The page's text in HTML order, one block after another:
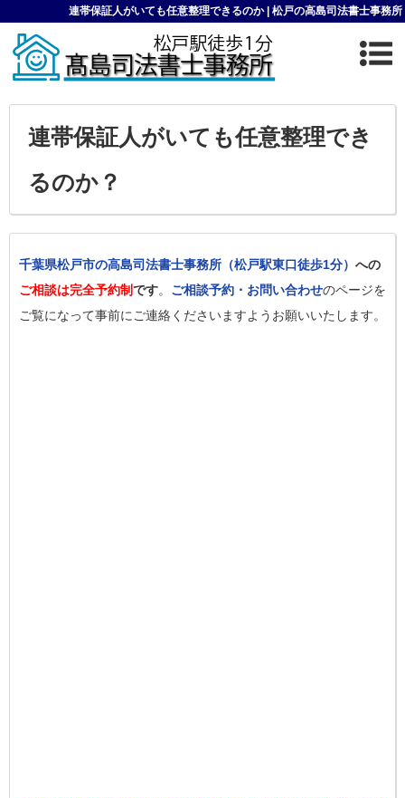
連帯保証人がいても任意整理できるのか | 松戸の高島司法書士事務所
連帯保証人がいても任意整理でき
るのか？
千葉県松戸市の高島司法書士事務所（松戸駅東口徒歩1分） への
ご相談は完全予約制です。 ご相談予約・お問い合わせのページを
ご覧になって事前にご連絡くださいますようお願いいたします。